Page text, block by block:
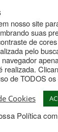
Campus
- Bairro
- SC -
nosso site
suas
de
pelo
realizada.
de TODOS os
Cookies
Política